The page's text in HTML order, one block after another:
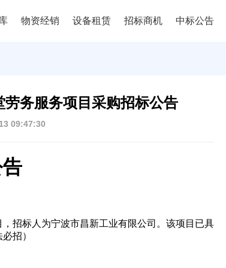
物资经销 设备租赁 招标商机 中标公告
务服务项目采购招标公告
09:47:30
招标人为宁波市昌新工业有限公司。该项目已具
招）